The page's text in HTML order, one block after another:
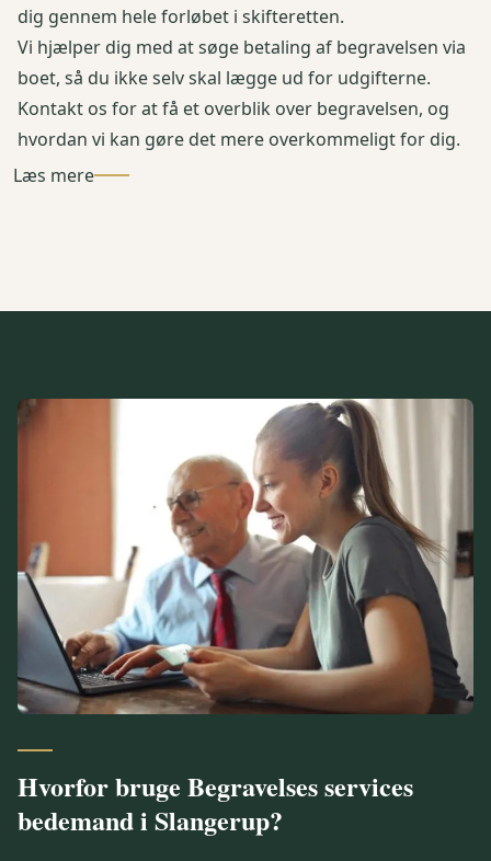
dig gennem hele forløbet i skifteretten.
Vi hjælper dig med at søge betaling af begravelsen via
boet, så du ikke selv skal lægge ud for udgifterne.
Kontakt os for at få et overblik over begravelsen, og
hvordan vi kan gøre det mere overkommeligt for dig.
Læs mere
Hvorfor bruge Begravelses services
bedemand i Slangerup?